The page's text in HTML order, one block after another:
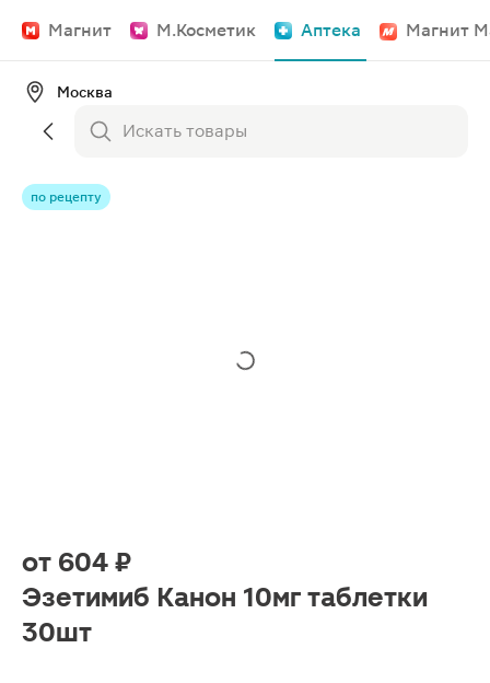
Магнит М.Косметик Аптека Магнит
Москва
по рецепту
от 604 ₽
Эзетимиб Канон 10мг таблетки
30шт